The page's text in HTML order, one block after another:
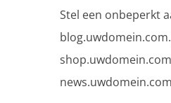
Stel een onbeperkt